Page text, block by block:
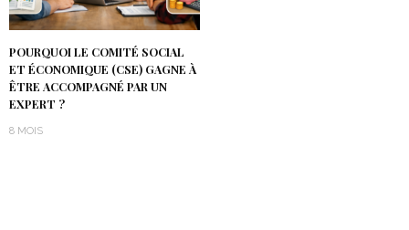
POURQUOI LE COMITÉ SOCIAL
ET ÉCONOMIQUE (CSE) GAGNE À
ÊTRE ACCOMPAGNÉ PAR UN
EXPERT ?
8 MOIS